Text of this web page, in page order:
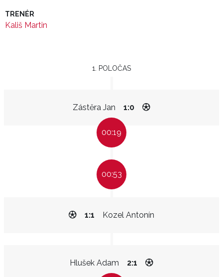
TRENÉR
Kališ Martin
1. POLOČAS
Zástěra Jan 1:0
00:19
00:53
Kozel Antonín
1:1
Hlušek Adam 2:1